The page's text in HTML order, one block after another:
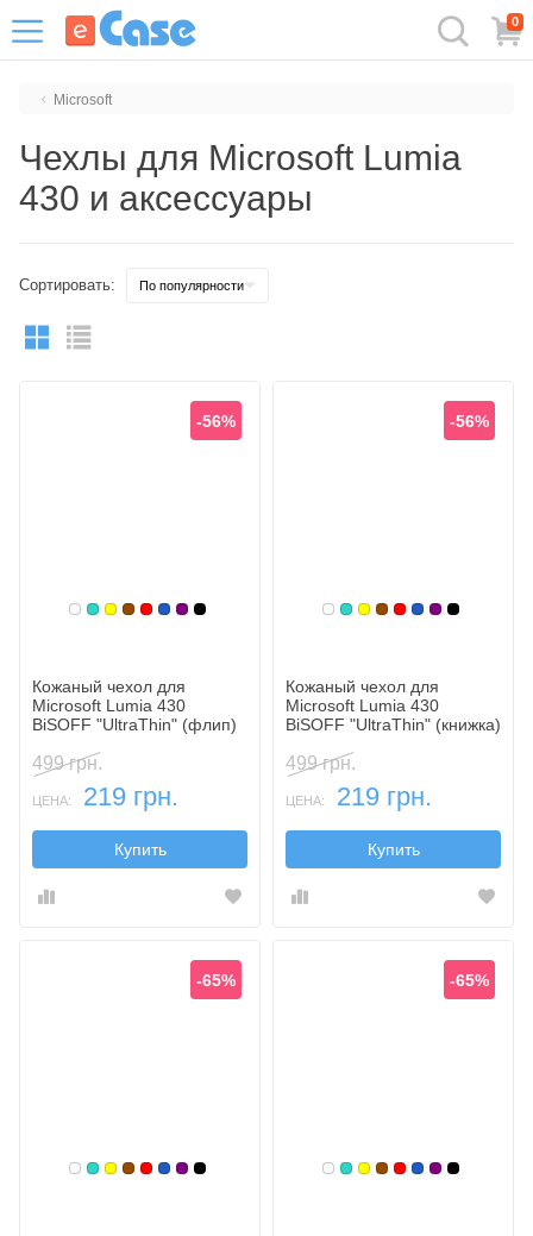
0
Microsoft
Чехлы для Microsoft Lumia
430 и аксессуары
Сортировать:
Белый
Бирюзовый
Желтый
Коричневый
Красный
Синий, темный
Фиолетовый, темный
Черный
-56%
Кожаный чехол для
Microsoft Lumia 430
BiSOFF "UltraThin" (флип)
499 грн.
ЦЕНА: 219 грн.
Купить
Белый
Бирюзовый
Желтый
Коричневый
Красный
Синий,Черный
-56%
Кожаный чехол для
Microsoft Lumia 430
BiSOFF "UltraThin" (книжка)
499 грн.
ЦЕНА: 219 грн.
Купить
Белый
Бирюзовый
Желтый
Коричневый
Красный
Синий, темный
Фиолетовый, темный
Черный
-65%
Белый
Бирюзовый
Желтый
Коричневый
Красный
Синий,Черный
-65%